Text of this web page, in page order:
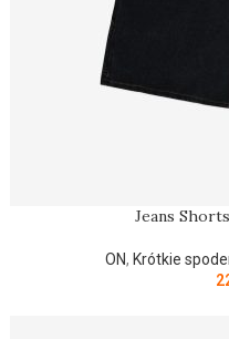
Jeans
ON, Krótkie